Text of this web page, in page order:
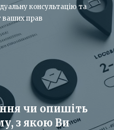
консультацію та
ваших прав
чи опишіть
з якою Ви